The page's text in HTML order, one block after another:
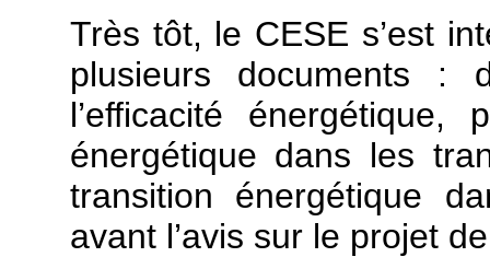
Très tôt, le CESE s’est
plusieurs documents :
l’efficacité
énergétique dans les
transition énergétique
avant l’avis sur le projet